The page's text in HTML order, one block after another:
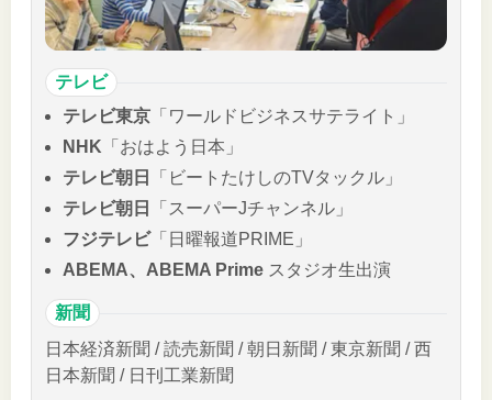
テレビ
テレビ東京 「ワールドビジネスサテライト」
NHK 「おはよう日本」
テレビ朝日
「ビートたけしのTVタックル」
テレビ朝日
「スーパーJチャンネル」
フジテレビ「日曜報道PRIME」
ABEMA、ABEMA Prime スタジオ生出演
新聞
日本経済新聞 / 読売新聞 / 朝日新聞 / 東京新聞 / 西
日本新聞 / 日刊工業新聞